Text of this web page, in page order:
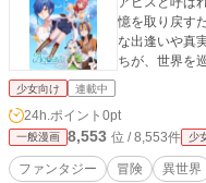
憶を取り戻す
な出逢いや真実。 これは、ひとりの少女と少女と出
ちが、世界を
少女向け 連載中
24h.ポイント 0pt
一般漫画 8,553 位 / 8,553件 少
ファンタジー 冒険 異世界